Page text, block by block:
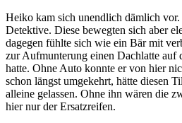
Heiko kam sich unendlich dämlich
Detektive. Diese bewegten sich aber
dagegen fühlte sich wie ein Bär mit
zur Aufmunterung einen Dachlatte auf
hatte. Ohne Auto konnte er von hier
schon längst umgekehrt, hätte diesen
alleine gelassen. Ohne ihn wären die
hier nur der Ersatzreifen.